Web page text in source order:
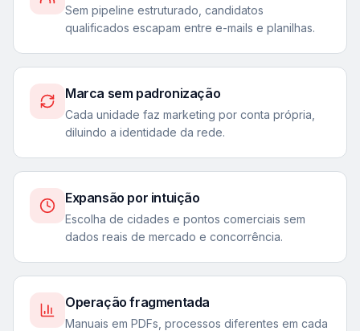
Sem pipeline estruturado, candidatos
qualificados escapam entre e-mails e planilhas.
Marca sem padronização
Cada unidade faz marketing por conta própria,
diluindo a identidade da rede.
Expansão por intuição
Escolha de cidades e pontos comerciais sem
dados reais de mercado e concorrência.
Operação fragmentada
Manuais em PDFs, processos diferentes em cada